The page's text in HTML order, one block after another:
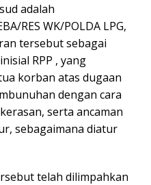
adalah
RES WK/POLDA LPG,
tersebut sebagai
RPP , yang
korban atas dugaan
dengan cara
serta ancaman
sebagaimana diatur
telah dilimpahkan